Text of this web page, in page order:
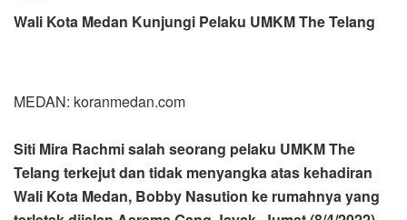
Wali Kota Medan Kunjungi Pelaku UMKM The Telang
MEDAN: koranmedan.com
Siti Mira Rachmi salah seorang pelaku UMKM The
Telang terkejut dan tidak menyangka atas kehadiran
Wali Kota Medan, Bobby Nasution ke rumahnya yang